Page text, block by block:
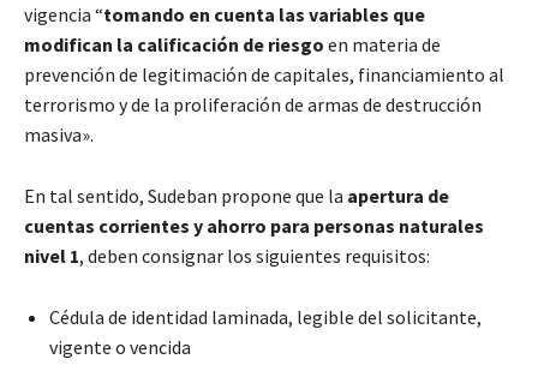
vigencia “tomando en cuenta las variables que
modifican la calificación de riesgo en materia de
prevención de legitimación de capitales, financiamiento al
terrorismo y de la proliferación de armas de destrucción
masiva».
En tal sentido, Sudeban propone que la apertura de
cuentas corrientes y ahorro para personas naturales
nivel 1, deben consignar los siguientes requisitos:
Cédula de identidad laminada, legible del solicitante,
vigente o vencida